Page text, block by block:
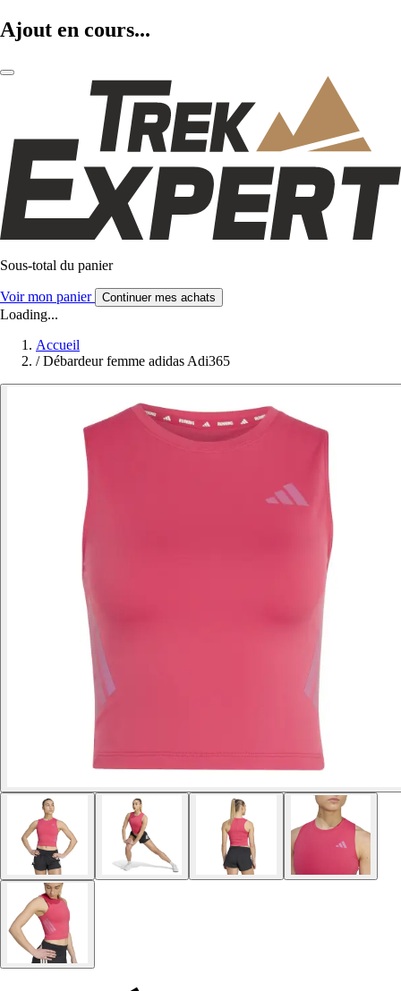
Ajout en cours...
Sous-total du panier
Voir mon panier Continuer mes achats
Loading...
Accueil
/ Débardeur femme adidas Adi365